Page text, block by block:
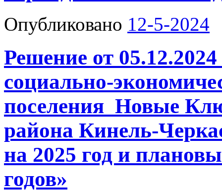
Опубликовано 12-5-2024
Решение от
социально-
поселения Новые
района Кинель-
на 2025 год и
годов»